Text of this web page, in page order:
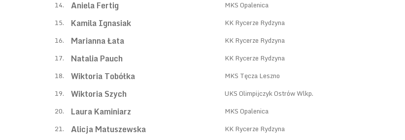
14.
Aniela Fertig MKS Opalenica
15.
Kamila Ignasiak KK Rycerze Rydzyna
16.
Marianna Łata KK Rycerze Rydzyna
17.
Natalia Pauch KK Rycerze Rydzyna
18.
Wiktoria Tobółka MKS Tęcza Leszno
19.
Wiktoria Szych UKS Olimpijczyk Ostrów Wlkp.
20.
Laura Kaminiarz MKS Opalenica
21.
Alicja Matuszewska KK Rycerze Rydzyna